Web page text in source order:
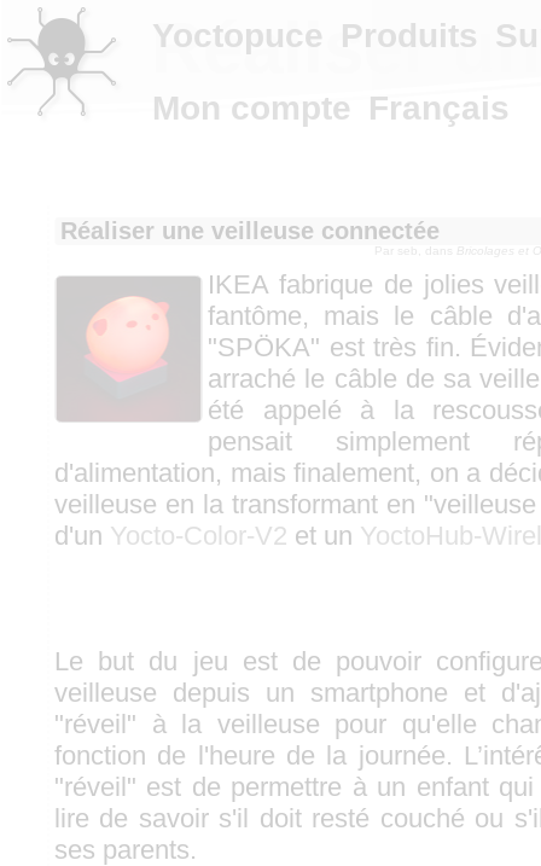
Réaliser
Réaliser une veilleuse connectée
Par Bricolages et
IKEA fabrique de jolies
fantôme, mais le câble
"SPÖKA" est très fin.
arraché le câble de sa
été appelé à la
pensait simplement
d'alimentation, mais finalement, on a
veilleuse en la transformant en
d'un Yocto-Color-V2 et un YoctoHub-
Le but du jeu est de pouvoir
veilleuse depuis un smartphone et
"réveil" à la veilleuse pour qu'elle
fonction de l'heure de la journée.
"réveil" est de permettre à un enfant
lire de savoir s'il doit resté couché ou
ses parents.
Yoctopuce Produits
Mon compte Français